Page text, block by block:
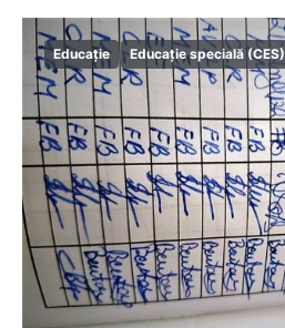
Educație Educație specială (CES)